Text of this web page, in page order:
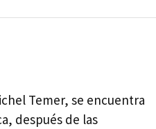
Temer, se encuentra
después de las